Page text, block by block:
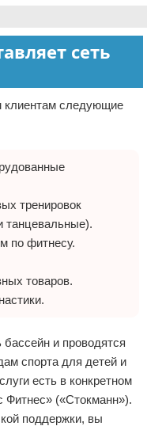
сеть
клиентам следующие
тренировок
танцевальные).
по фитнесу.
товаров.
и проводятся
спорта для детей и
есть в конкретном
Фитнес» («Стокманн»).
поддержки, вы